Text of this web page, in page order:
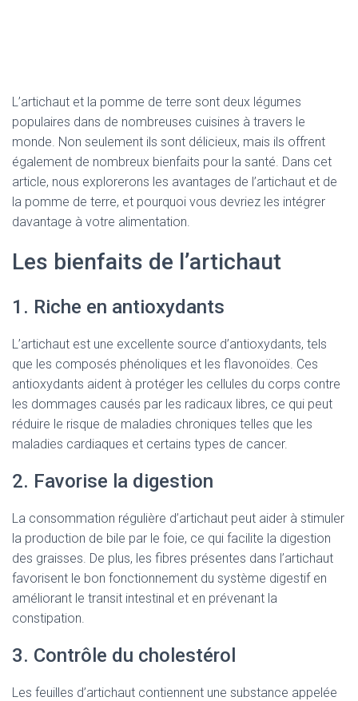
L’artichaut et la pomme de terre sont deux légumes
populaires dans de nombreuses cuisines à travers le
monde. Non seulement ils sont délicieux, mais ils offrent
également de nombreux bienfaits pour la santé. Dans cet
article, nous explorerons les avantages de l’artichaut et de
la pomme de terre, et pourquoi vous devriez les intégrer
davantage à votre alimentation.
Les bienfaits de l’artichaut
1. Riche en antioxydants
L’artichaut est une excellente source d’antioxydants, tels
que les composés phénoliques et les flavonoïdes. Ces
antioxydants aident à protéger les cellules du corps contre
les dommages causés par les radicaux libres, ce qui peut
réduire le risque de maladies chroniques telles que les
maladies cardiaques et certains types de cancer.
2. Favorise la digestion
La consommation régulière d’artichaut peut aider à stimuler
la production de bile par le foie, ce qui facilite la digestion
des graisses. De plus, les fibres présentes dans l’artichaut
favorisent le bon fonctionnement du système digestif en
améliorant le transit intestinal et en prévenant la
constipation.
3. Contrôle du cholestérol
Les feuilles d’artichaut contiennent une substance appelée